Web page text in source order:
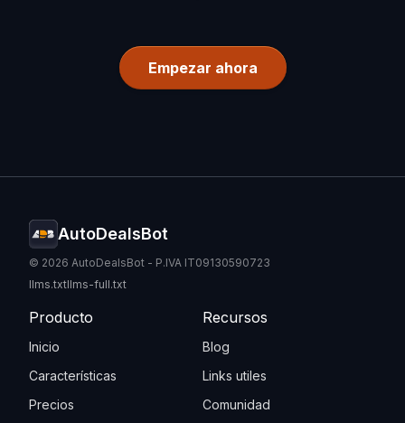
Empezar ahora
AutoDealsBot
© 2026 AutoDealsBot - P.IVA IT09130590723
llms.txtllms-full.txt
Producto
Inicio
Características
Precios
Recursos
Blog
Links utiles
Comunidad